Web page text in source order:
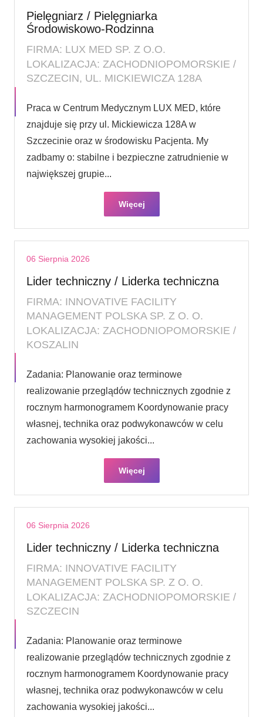
Pielęgniarz / Pielęgniarka
Środowiskowo-Rodzinna
FIRMA: LUX MED SP. Z O.O.
LOKALIZACJA: ZACHODNIOPOMORSKIE /
SZCZECIN, UL. MICKIEWICZA 128A
Praca w Centrum Medycznym LUX MED, które
znajduje się przy ul. Mickiewicza 128A w
Szczecinie oraz w środowisku Pacjenta. My
zadbamy o: stabilne i bezpieczne zatrudnienie w
największej grupie...
Więcej
06 Sierpnia 2026
Lider techniczny / Liderka techniczna
FIRMA: INNOVATIVE FACILITY
MANAGEMENT POLSKA SP. Z O. O.
LOKALIZACJA: ZACHODNIOPOMORSKIE /
KOSZALIN
Zadania: Planowanie oraz terminowe
realizowanie przeglądów technicznych zgodnie z
rocznym harmonogramem Koordynowanie pracy
własnej, technika oraz podwykonawców w celu
zachowania wysokiej jakości...
Więcej
06 Sierpnia 2026
Lider techniczny / Liderka techniczna
FIRMA: INNOVATIVE FACILITY
MANAGEMENT POLSKA SP. Z O. O.
LOKALIZACJA: ZACHODNIOPOMORSKIE /
SZCZECIN
Zadania: Planowanie oraz terminowe
realizowanie przeglądów technicznych zgodnie z
rocznym harmonogramem Koordynowanie pracy
własnej, technika oraz podwykonawców w celu
zachowania wysokiej jakości...